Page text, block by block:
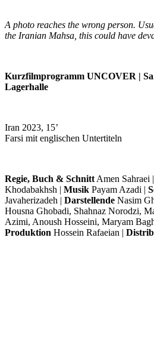
A photo reaches the wrong person.
the Iranian Mahsa, this could have
Kurzfilmprogramm UNCOVER |
Lagerhalle
Iran 2023, 15’
Farsi mit englischen Untertiteln
Regie, Buch & Schnitt Amen Sahraei |
Khodabakhsh | Musik Payam Azadi |
Javaherizadeh | Darstellende Nasim
Housna Ghobadi, Shahnaz Norodzi,
Azimi, Anoush Hosseini, Maryam
Produktion Hossein Rafaeian |